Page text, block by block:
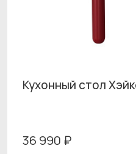
Кухонный стол
36 990 ₽